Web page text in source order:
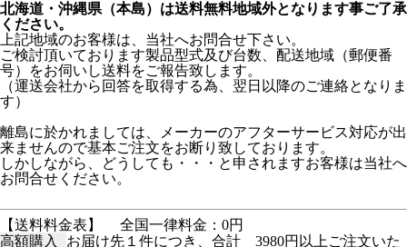
北海道・沖縄県（本島）は送料無料地域外となります事ご了承
ください。
上記地域のお客様は、当社へお問合せ下さい。
ご検討頂いております製品型式及び台数、配送地域（郵便番
号）をお伺いし送料をご報告致します。
（運送会社から回答を取得する為、翌日以降のご連絡となりま
す）
離島に於かれましては、メーカーのアフターサービス対応が出
来ませんので基本ご注文をお断り致しております。
しかしながら、どうしても・・・と申されますお客様は当社へ
お問合せください。
【送料料金表】
全国一律料金：0円
高額購入
お届け先１件につき、合計 3980円以上ご注文いた